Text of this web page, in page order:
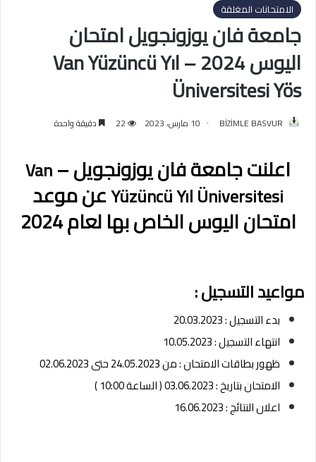
الامتحانات المغلقة
جامعة فان يوزونجويل امتحان
اليوس 2024 – Van Yüzüncü Yıl
Üniversitesi Yös
BİZİMLE BASVUR 10 مارس، 2023 22 دقيقة واحدة
اعلنت جامعة فان يوزونجويل –Van
Yüzüncü Yıl Üniversitesiعن موعد
امتحان اليوس الخاص بها لعام 2024
مواعيد التسجيل :
بدء التسجيل : 20.03.2023
انتهاء التسجيل : 10.05.2023
ظهور بطاقات الامتحان : من 24.05.2023 حتى 02.06.2023
الامتحان بتاريخ : 03.06.2023 ( الساعة 10:00 )
اعلان النتائج : 16.06.2023